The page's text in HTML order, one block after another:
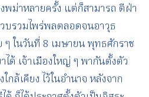
พม่าหลายครั้ง แต่ก็สามารถ ตีฝ่า
บรวมไพร่พลตลอดจนอาวุธ
ในวันที่ 8 เมษายน พุทธศักราช
ด้ เจ้าเมืองใหญ่ ๆ พากันตั้งตัว
กล้เคียง ไว้ในอำนาจ หลังจาก